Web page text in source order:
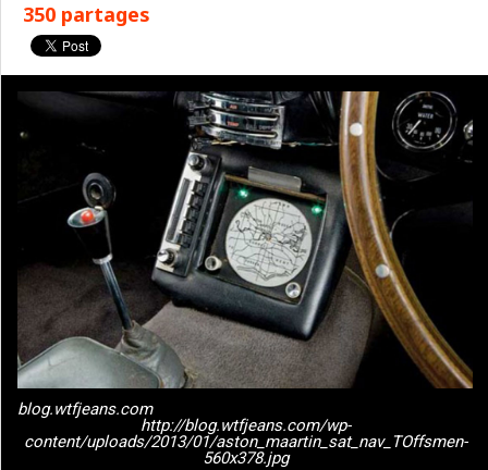
350 partages
blog.wtfjeans.com
http://blog.wtfjeans.com/wp-
content/uploads/2013/01/aston_maartin_sat_nav_TOffsmen-
560x378.jpg